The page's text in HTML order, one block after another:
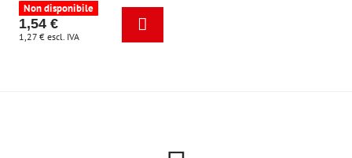
Non disponibile
1,54 €
1,27 € escl. IVA